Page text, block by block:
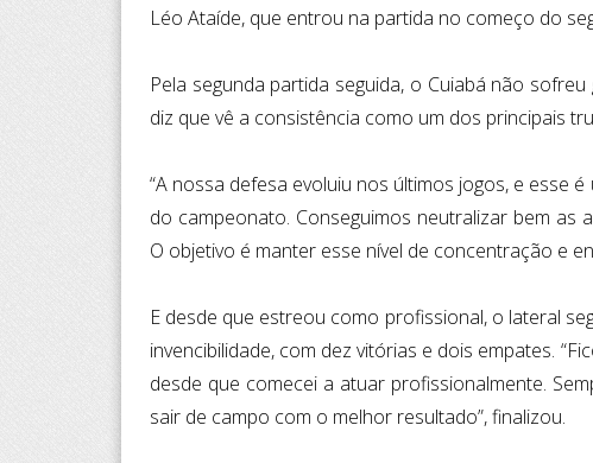
Léo Ataíde, que entrou na partida no começo do
Pela segunda partida seguida, o Cuiabá não
diz que vê a consistência como um dos principais
“A nossa defesa evoluiu nos últimos jogos, e esse
do campeonato. Conseguimos neutralizar bem
O objetivo é manter esse nível de concentração e
E desde que estreou como profissional, o lateral
invencibilidade, com dez vitórias e dois empates.
desde que comecei a atuar profissionalmente.
sair de campo com o melhor resultado”, finalizou.